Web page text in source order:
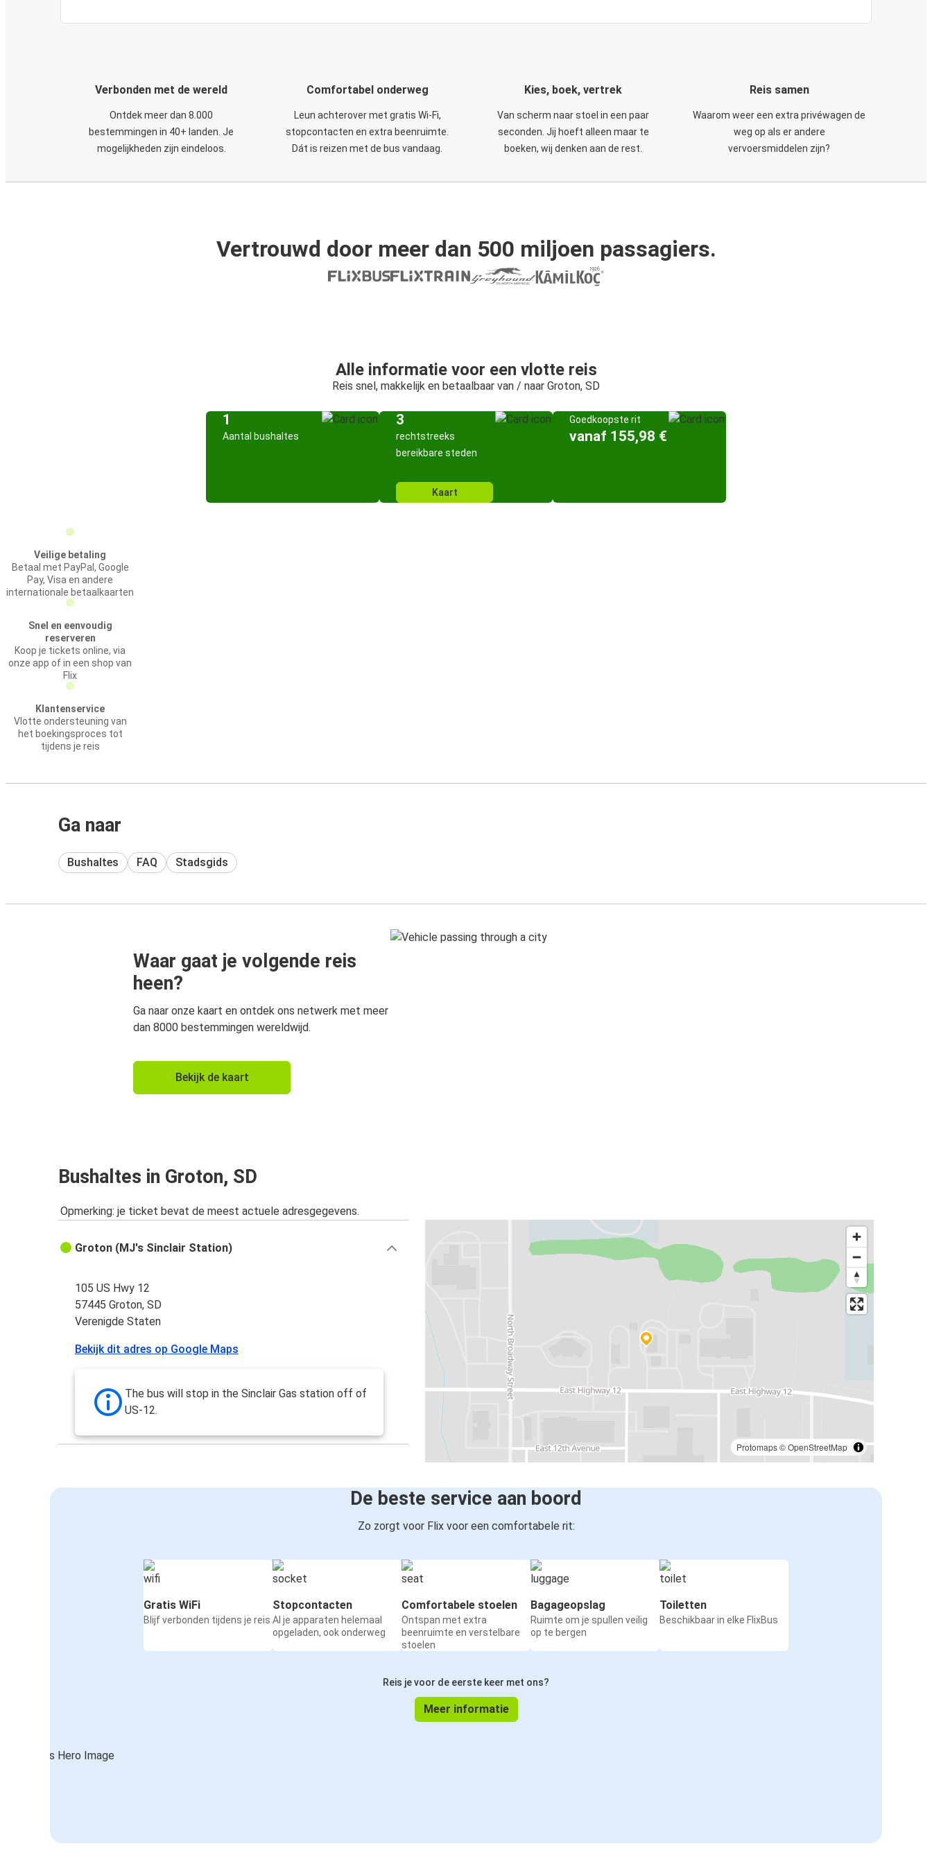
Verbonden met de wereld
Ontdek meer dan 8.000
bestemmingen in 40+ landen. Je
mogelijkheden zijn eindeloos.
Comfortabel onderweg
Leun achterover met gratis Wi-Fi,
stopcontacten en extra beenruimte.
Dát is reizen met de bus vandaag.
Kies, boek, vertrek
Van scherm naar stoel in een paar
seconden. Jij hoeft alleen maar te
boeken, wij denken aan de rest.
Reis samen
Waarom weer een extra privéwagen de
weg op als er andere
vervoersmiddelen zijn?
Vertrouwd door meer dan 500 miljoen passagiers.
Alle informatie voor een vlotte reis
Reis snel, makkelijk en betaalbaar van / naar Groton, SD
1
Aantal bushaltes
3
rechtstreeks
bereikbare steden
Kaart
Goedkoopste rit
vanaf 155,98 €
Veilige betaling
Betaal met PayPal, Google
Pay, Visa en andere
internationale betaalkaarten
Snel en eenvoudig
reserveren
Koop je tickets online, via
onze app of in een shop van
Flix
Klantenservice
Vlotte ondersteuning van
het boekingsproces tot
tijdens je reis
Ga naar
Bushaltes FAQ Stadsgids
Waar gaat je volgende reis
heen?
Ga naar onze kaart en ontdek ons netwerk met meer
dan 8000 bestemmingen wereldwijd.
Bekijk de kaart
Bushaltes in Groton, SD
Opmerking: je ticket bevat de meest actuele adresgegevens.
Protomaps©OpenStreetMap
Groton (MJ's Sinclair Station)
105 US Hwy 12
57445 Groton, SD
Verenigde Staten
Bekijk dit adres op Google Maps
The bus will stop in the Sinclair Gas station off of
US-12.
De beste service aan boord
Zo zorgt voor Flix voor een comfortabele rit:
Gratis WiFi
Blijf verbonden tijdens je reis
Stopcontacten
Al je apparaten helemaal
opgeladen, ook onderweg
Comfortabele stoelen
Ontspan met extra
beenruimte en verstelbare
stoelen
Bagageopslag
Ruimte om je spullen veilig
op te bergen
Toiletten
Beschikbaar in elke FlixBus
Reis je voor de eerste keer met ons?
Meer informatie